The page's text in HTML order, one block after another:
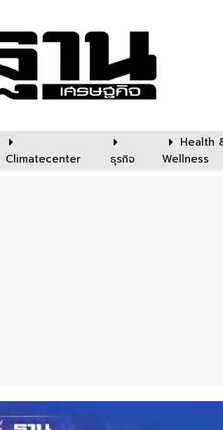
Climatecenter ธุรกิจ
Health
Wellness